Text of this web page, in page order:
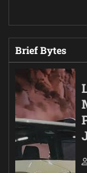
Brief Bytes